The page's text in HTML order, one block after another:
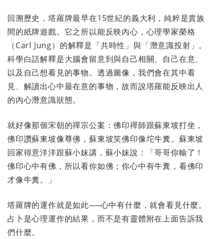
回溯歷史，塔羅牌最早在15世紀的義大利，純粹是貴族
間的紙牌遊戲。它之所以能反映內心，心理學家榮格
（Carl Jung）的解釋是「共時性」與「潛意識投射」。
科學白話解釋是大腦會留意到與自己相關、自己在意、
以及自己想看見的事物。透過圖像，我們會在其中看
見、解讀出心中最在意的事物，故而說塔羅能反映出人
的內心潛意識狀態。
就好像那個宋朝的禪宗公案：佛印禪師跟蘇東坡打坐，
佛印讚蘇東坡像尊佛，蘇東坡笑佛印像坨牛糞。蘇東坡
回家得意洋洋跟蘇小妹講，蘇小妹說：「哥哥你輸了！
佛印心中有佛，所以看你如佛；你心中有牛糞，看佛印
才像牛糞。」
塔羅牌的運作就是如此──心中有什麼，就會看見什麼。
占卜是心理運作的結果，而不是有靈體附在上面告訴我
們什麼。